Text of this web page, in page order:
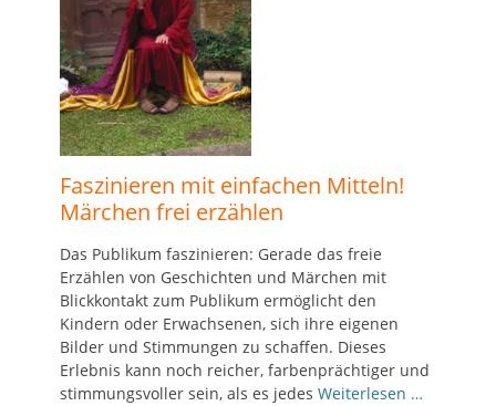
Faszinieren mit einfachen Mitteln!
Märchen frei erzählen
Das Publikum faszinieren: Gerade das freie
Erzählen von Geschichten und Märchen mit
Blickkontakt zum Publikum ermöglicht den
Kindern oder Erwachsenen, sich ihre eigenen
Bilder und Stimmungen zu schaffen. Dieses
Erlebnis kann noch reicher, farbenprächtiger und
stimmungsvoller sein, als es jedes Weiterlesen …